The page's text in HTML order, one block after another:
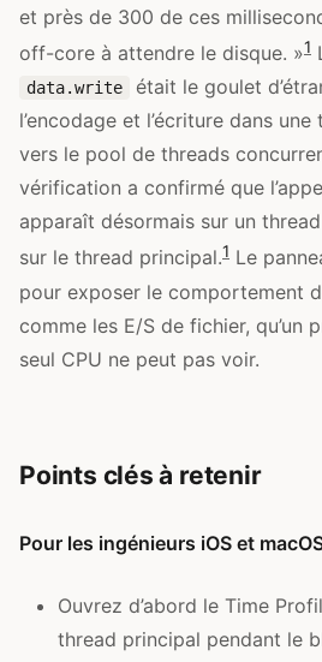
et près de 300 de ces
off-core à attendre le disque. »1
data.write
était le goulet
l’encodage et l’écriture dans
vers le pool de threads
vérification a confirmé que
apparaît désormais sur un
sur le thread principal.1 Le
pour exposer le comportement
comme les E/S de fichier, qu’un
seul CPU ne peut pas voir.
Points clés à retenir
Pour les ingénieurs iOS et
Ouvrez d’abord le Time
thread principal pendant le